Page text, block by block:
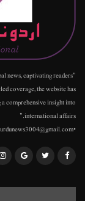
news, captivating readers
coverage, the website has
comprehensive insight into
international affairs."
•Email:urdunews3004@gmail.com